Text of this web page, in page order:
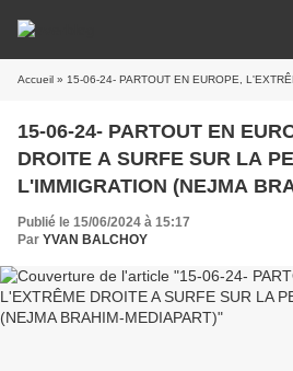
Accueil » 15-06-24- PARTOUT EN EUROPE, L'EXTRÊME DROITE A SURFE SUR LA
15-06-24- PARTOUT EN
DROITE A SURFE SUR LA
L'IMMIGRATION (NEJMA
Publié le 15/06/2024 à 15:17
Par YVAN BALCHOY